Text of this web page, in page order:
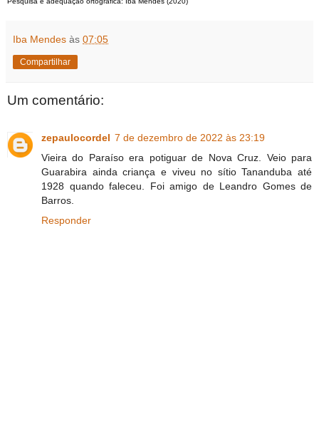
Iba Mendes às 07:05
Compartilhar
Um comentário:
zepaulocordel 7 de dezembro de 2022 às 23:19
Vieira do Paraíso era potiguar de Nova Cruz. Veio para
Guarabira ainda criança e viveu no sítio Tananduba até
1928 quando faleceu. Foi amigo de Leandro Gomes de
Barros.
Responder